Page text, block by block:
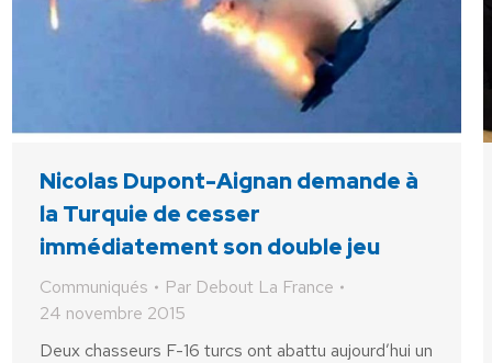
Nicolas Dupont-Aignan demande à
la Turquie de cesser
immédiatement son double jeu
Communiqués Par Debout La France
24 novembre 2015
Deux chasseurs F-16 turcs ont abattu aujourd’hui un